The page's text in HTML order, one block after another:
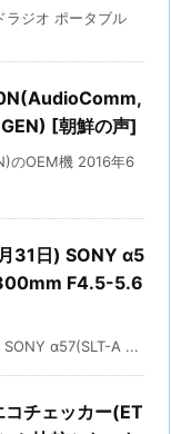
ジオ ポータブル
[朝鮮の声]
のOEM機 2016年6
31日) SONY α5
F4.5-5.6
α57(SLT-A ...
コチェッカー(ET